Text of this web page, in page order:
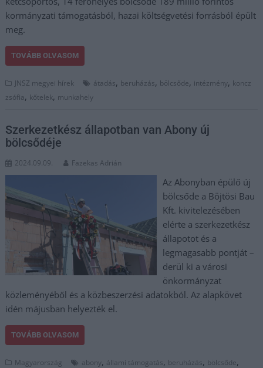
kormányzati támogatásból, hazai költségvetési forrásból épült
meg.
TOVÁBB OLVASOM
JNSZ megyei hírek átadás, beruházás, bölcsőde, intézmény, koncz
zsófia, kőtelek, munkahely
Szerkezetkész állapotban van Abony új
bölcsődéje
2024.09.09. Fazekas Adrián
Az Abonyban épülő új
bölcsőde a Böjtösi Bau
Kft. kivitelezésében
elérte a szerkezetkész
állapotot és a
legmagasabb pontját –
derül ki a városi
önkormányzat
közleményéből és a közbeszerzési adatokból. Az alapkövet
idén májusban helyezték el.
TOVÁBB OLVASOM
Magyarország abony, állami támogatás, beruházás, bölcsőde,